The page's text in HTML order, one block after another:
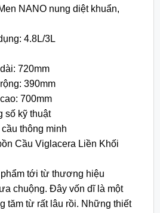
NANO nung diệt khuẩn,
4.8L/3L
720mm
390mm
700mm
số kỹ thuật
thông minh
Cầu Viglacera Liền Khối
tới từ thương hiệu
chuộng. Đây vốn dĩ là một
tăm từ rất lâu rồi. Những thiết